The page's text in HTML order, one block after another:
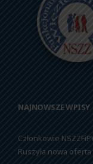
NAJNOWSZE WPISY
Członkowie
Ruszyła nowa